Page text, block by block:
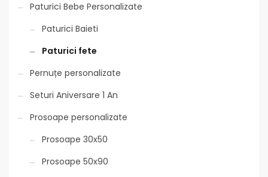
Paturici Bebe Personalizate
Paturici Baieti
Paturici fete
Pernuțe personalizate
Seturi Aniversare 1 An
Prosoape personalizate
Prosoape 30x50
Prosoape 50x90